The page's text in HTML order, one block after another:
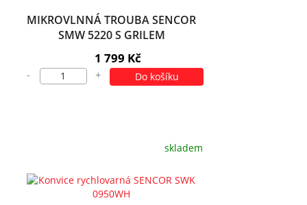
MIKROVLNNÁ TROUBA SENCOR
SMW 5220 S GRILEM
1 799 Kč
- + Do košíku
skladem